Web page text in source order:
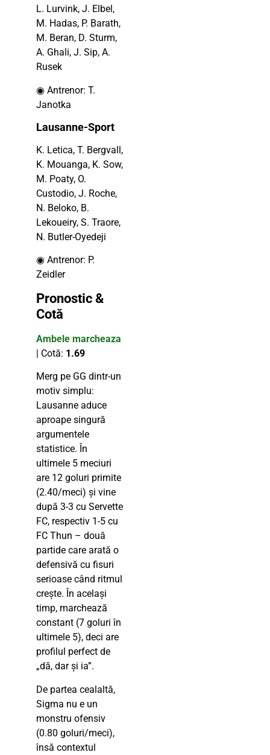
L. Lurvink, J. Elbel,
M. Hadas, P. Barath,
M. Beran, D. Sturm,
A. Ghali, J. Sip, A.
Rusek
◉ Antrenor: T.
Janotka
Lausanne-Sport
K. Letica, T. Bergvall,
K. Mouanga, K. Sow,
M. Poaty, O.
Custodio, J. Roche,
N. Beloko, B.
Lekoueiry, S. Traore,
N. Butler-Oyedeji
◉ Antrenor: P.
Zeidler
Pronostic &
Cotă
Ambele marcheaza
| Cotă: 1.69
Merg pe GG dintr-un
motiv simplu:
Lausanne aduce
aproape singură
argumentele
statistice. În
ultimele 5 meciuri
are 12 goluri primite
(2.40/meci) și vine
după 3-3 cu Servette
FC, respectiv 1-5 cu
FC Thun – două
partide care arată o
defensivă cu fisuri
serioase când ritmul
crește. În același
timp, marchează
constant (7 goluri în
ultimele 5), deci are
profilul perfect de
„dă, dar și ia”.
De partea cealaltă,
Sigma nu e un
monstru ofensiv
(0.80 goluri/meci),
însă contextul